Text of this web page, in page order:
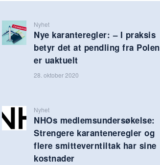
Nyhet
Nye karanteregler: – I praksis
betyr det at pendling fra Polen
er uaktuelt
28. oktober 2020
Nyhet
NHOs medlemsundersøkelse:
Strengere karanteneregler og
flere smitteverntiltak har sine
kostnader